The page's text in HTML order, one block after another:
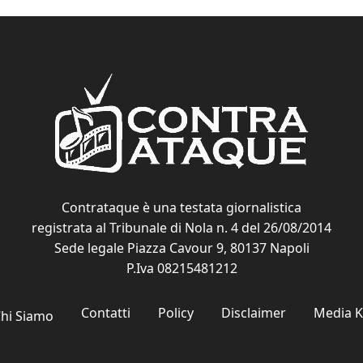
Contrataque è una testata giornalistica
registrata al Tribunale di Nola n. 4 del 26/08/2014
Sede legale Piazza Cavour 9, 80137 Napoli
P.Iva 08215481212
Siamo Contatti Policy Disclaimer Media